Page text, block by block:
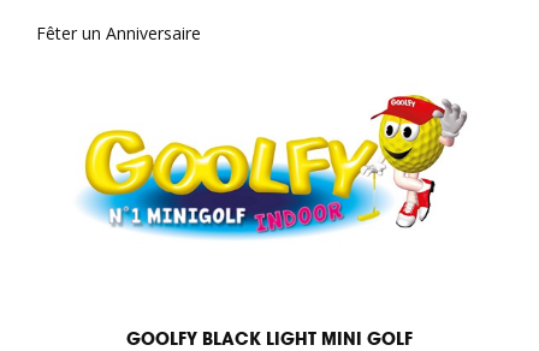
Fêter un Anniversaire
GOOLFY BLACK LIGHT MINI GOLF